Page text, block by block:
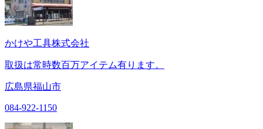
かけや工具株式会社
取扱は常時数百万アイテム有ります。
広島県福山市
084-922-1150